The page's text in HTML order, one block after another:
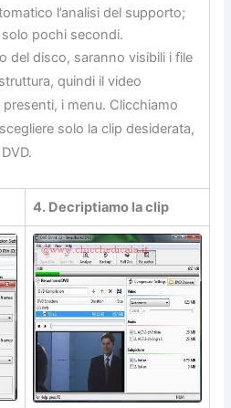
l’analisi del supporto;
pochi secondi.
del disco, saranno visibili i file
quindi il video
i menu. Clicchiamo
solo la clip desiderata,
4. Decriptiamo la clip